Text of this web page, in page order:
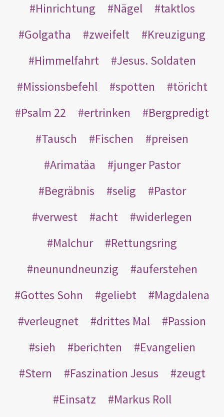
Hinrichtung
Nägel
taktlos
Golgatha
zweifelt
Kreuzigung
Himmelfahrt
Jesus. Soldaten
Missionsbefehl
spotten
töricht
Psalm 22
ertrinken
Bergpredigt
Tausch
Fischen
preisen
Arimatäa
junger Pastor
Begräbnis
selig
Pastor
verwest
acht
widerlegen
Malchur
Rettungsring
neunundneunzig
auferstehen
Gottes Sohn
geliebt
Magdalena
verleugnet
drittes Mal
Passion
sieh
berichten
Evangelien
Stern
Faszination Jesus
zeugt
Einsatz
Markus Roll